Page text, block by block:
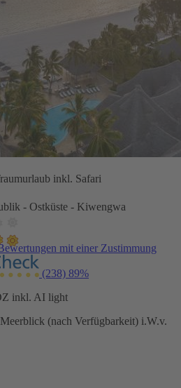
inkl. Safari
- Ostküste - Kiwengwa
mit einer Zustimmung
(238) 89%
inkl. AI light
(nach Verfügbarkeit) i.W.v.